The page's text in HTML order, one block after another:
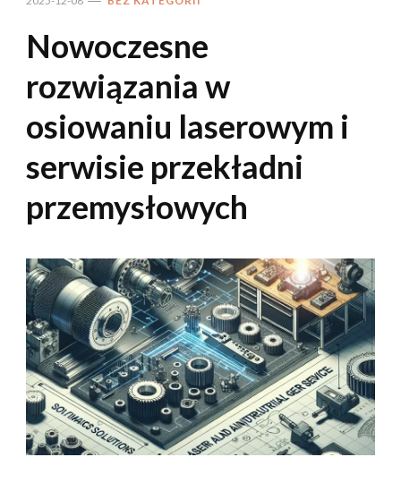
Nowoczesne
rozwiązania w
osiowaniu laserowym i
serwisie przekładni
przemysłowych